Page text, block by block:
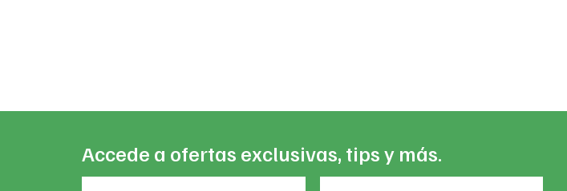
Accede a ofertas exclusivas, tips y más.